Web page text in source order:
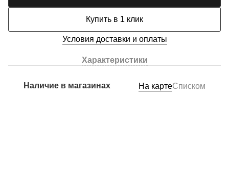
Купить в 1 клик
Условия доставки и оплаты
Характеристики
Наличие в магазинах На картеСписком